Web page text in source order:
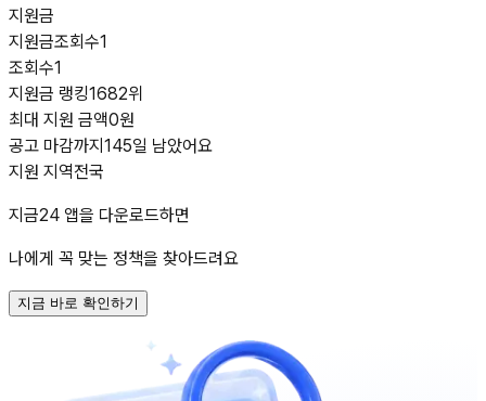
지원금
지원금조회수1
조회수1
지원금 랭킹1682위
최대 지원 금액0원
공고 마감까지145일 남았어요
지원 지역전국
지금24 앱을 다운로드하면
나에게 꼭 맞는 정책을 찾아드려요
지금 바로 확인하기